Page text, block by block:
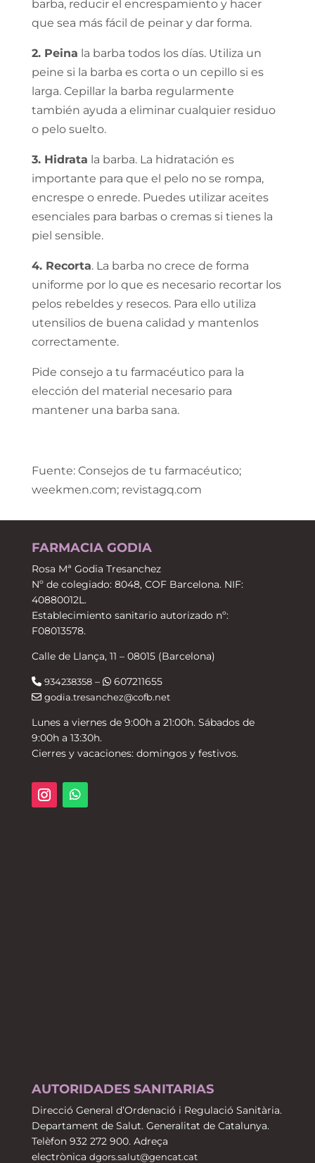
barba, reducir el encrespamiento y hacer
que sea más fácil de peinar y dar forma.
2. Peina la barba todos los días. Utiliza un
peine si la barba es corta o un cepillo si es
larga. Cepillar la barba regularmente
también ayuda a eliminar cualquier residuo
o pelo suelto.
3. Hidrata la barba. La hidratación es
importante para que el pelo no se rompa,
encrespe o enrede. Puedes utilizar aceites
esenciales para barbas o cremas si tienes la
piel sensible.
4. Recorta. La barba no crece de forma
uniforme por lo que es necesario recortar los
pelos rebeldes y resecos. Para ello utiliza
utensilios de buena calidad y mantenlos
correctamente.
Pide consejo a tu farmacéutico para la
elección del material necesario para
mantener una barba sana.
Fuente: Consejos de tu farmacéutico;
weekmen.com; revistagq.com
FARMACIA GODIA
Rosa Mª Godia Tresanchez
Nº de colegiado: 8048, COF Barcelona. NIF:
40880012L.
Establecimiento sanitario autorizado nº:
F08013578.
Calle de Llança, 11 – 08015 (Barcelona)
934238358– 607211655
godia.tresanchez@cofb.net
Lunes a viernes de 9:00h a 21:00h. Sábados de
9:00h a 13:30h.
Cierres y vacaciones: domingos y festivos.
AUTORIDADES SANITARIAS
Direcció General d’Ordenació i Regulació Sanitària.
Departament de Salut. Generalitat de Catalunya.
Telèfon 932 272 900. Adreça
electrònica dgors.salut@gencat.cat